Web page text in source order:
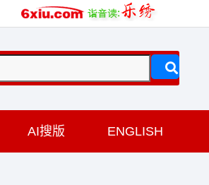
AI搜版 ENGLISH